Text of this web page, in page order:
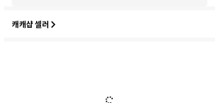
캐캐샵 셀러